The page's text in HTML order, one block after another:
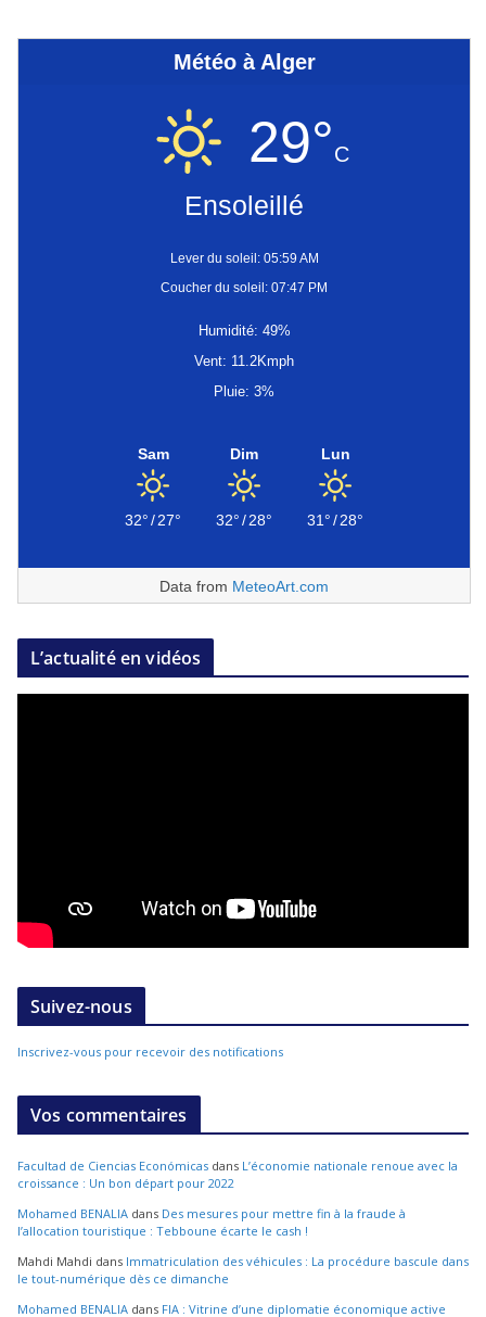
Météo à Alger
29°C
Ensoleillé
Lever du soleil: 05:59 AM
Coucher du soleil: 07:47 PM
Humidité: 49%
Vent: 11.2Kmph
Pluie: 3%
Sam
32°/27°
Dim
32°/28°
Lun
31°/28°
Data from MeteoArt.com
L’actualité en vidéos
Suivez-nous
Inscrivez-vous pour recevoir des notifications
Vos commentaires
Facultad de Ciencias Económicas dans L’économie nationale renoue avec la
croissance : Un bon départ pour 2022
Mohamed BENALIA dans Des mesures pour mettre fin à la fraude à
l’allocation touristique : Tebboune écarte le cash !
Mahdi Mahdi dans Immatriculation des véhicules : La procédure bascule dans
le tout-numérique dès ce dimanche
Mohamed BENALIA dans FIA : Vitrine d’une diplomatie économique active